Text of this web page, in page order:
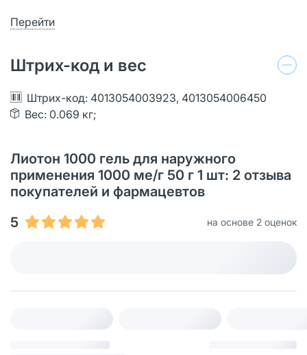
Перейти
Штрих-код и вес
Штрих-код: 4013054003923, 4013054006450
Вес: 0.069 кг;
Лиотон 1000 гель для наружного
применения 1000 ме/г 50 г 1 шт: 2 отзыва
покупателей и фармацевтов
5
на основе 2 оценок